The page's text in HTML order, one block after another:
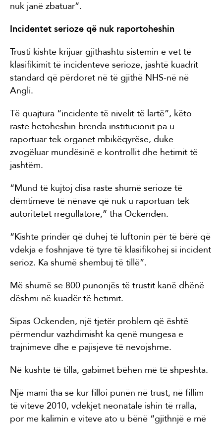
nuk janë zbatuar”.
Incidentet serioze që nuk raportoheshin
Trusti kishte krijuar gjithashtu sistemin e vet të
klasifikimit të incidenteve serioze, jashtë kuadrit
standard që përdoret në të gjithë NHS-në në
Angli.
Të quajtura “incidente të nivelit të lartë”, këto
raste hetoheshin brenda institucionit pa u
raportuar tek organet mbikëqyrëse, duke
zvogëluar mundësinë e kontrollit dhe hetimit të
jashtëm.
“Mund të kujtoj disa raste shumë serioze të
dëmtimeve të nënave që nuk u raportuan tek
autoritetet rregullatore,” tha Ockenden.
“Kishte prindër që duhej të luftonin për të bërë që
vdekja e foshnjave të tyre të klasifikohej si incident
serioz. Ka shumë shembuj të tillë”.
Më shumë se 800 punonjës të trustit kanë dhënë
dëshmi në kuadër të hetimit.
Sipas Ockenden, një tjetër problem që është
përmendur vazhdimisht ka qenë mungesa e
trajnimeve dhe e pajisjeve të nevojshme.
Në kushte të tilla, gabimet bëhen më të shpeshta.
Një mami tha se kur filloi punën në trust, në fillim
të viteve 2010, vdekjet neonatale ishin të rralla,
por me kalimin e viteve ato u bënë “gjithnjë e më